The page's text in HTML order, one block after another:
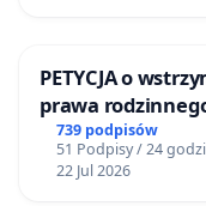
PETYCJA o
739 podpisów
51 Podpisy / 24
22 Jul 2026